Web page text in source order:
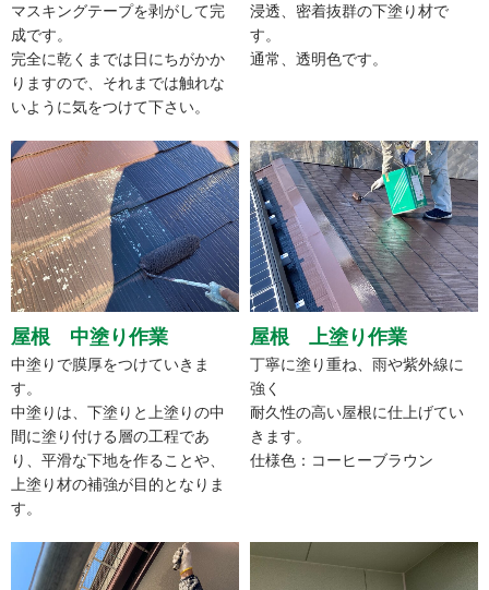
マスキングテープを剥がして完
成です。
完全に乾くまでは日にちがかか
りますので、それまでは触れな
いように気をつけて下さい。
浸透、密着抜群の下塗り材で
す。
通常、透明色です。
屋根 中塗り作業
中塗りで膜厚をつけていきま
す。
中塗りは、下塗りと上塗りの中
間に塗り付ける層の工程であ
り、平滑な下地を作ることや、
上塗り材の補強が目的となりま
す。
屋根 上塗り作業
丁寧に塗り重ね、雨や紫外線に
強く
耐久性の高い屋根に仕上げてい
きます。
仕様色：コーヒーブラウン